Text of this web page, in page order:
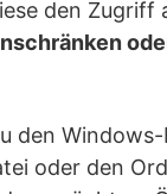
den Zugriff
den
oder den